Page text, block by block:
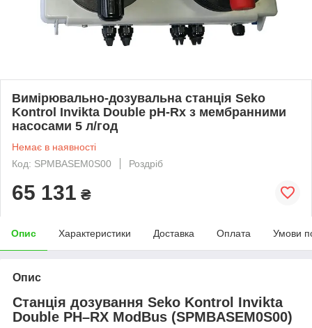
Вимірювально-дозувальна станція Seko
Kontrol Invikta Double pH-Rx з мембранними
насосами 5 л/год
Немає в наявності
Код: SPMBASEM0S00
Роздріб
65 131 ₴
Опис Характеристики Доставка Оплата Умови
Опис
Станція дозування Seko Kontrol Invikta
Double PH–RX ModBus (SPMBASEM0S00)